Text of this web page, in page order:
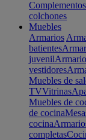
colchones
Muebles
Armarios
batientes
juvenil
vestidores
Muebles de
TVVitrinas
Muebles de
de cocina
cocina
completas